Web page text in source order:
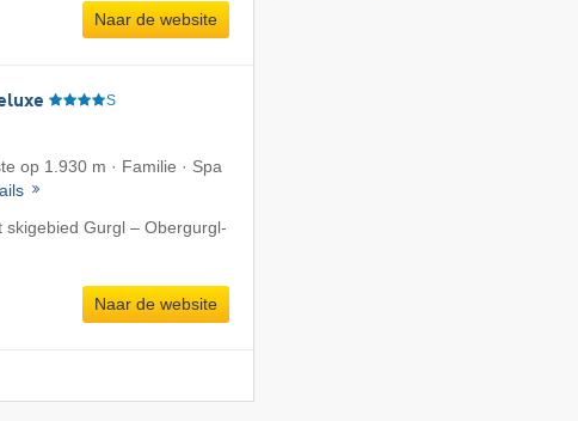
Naar de website
S
op 1.930 m · Familie · Spa
skigebied Gurgl – Obergurgl-
Naar de website